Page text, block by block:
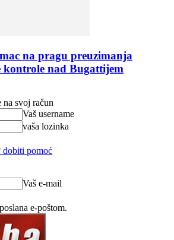
na pragu preuzimanja
kontrole nad Bugattijem
svoj račun
Vaš username
vaša lozinka
dobiti pomoć
Vaš e-mail
e-poštom.